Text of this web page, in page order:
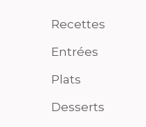
Recettes
Entrées
Plats
Desserts